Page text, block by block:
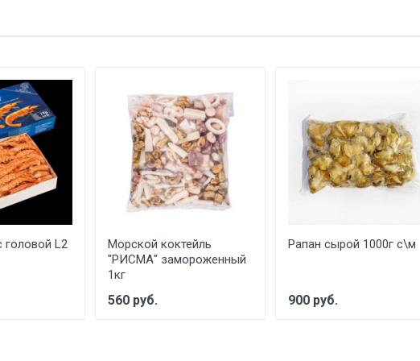
головой L2
Морской коктейль
"РИСМА" замороженный
1кг
560 руб.
Рапан сырой 1000г с\м
900 руб.